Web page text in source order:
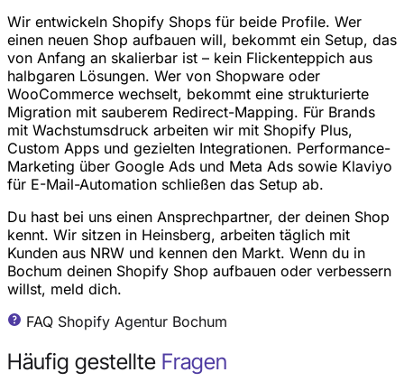
Wir entwickeln Shopify Shops für beide Profile. Wer
einen neuen Shop aufbauen will, bekommt ein Setup, das
von Anfang an skalierbar ist – kein Flickenteppich aus
halbgaren Lösungen. Wer von Shopware oder
WooCommerce wechselt, bekommt eine strukturierte
Migration mit sauberem Redirect-Mapping. Für Brands
mit Wachstumsdruck arbeiten wir mit Shopify Plus,
Custom Apps und gezielten Integrationen. Performance-
Marketing über Google Ads und Meta Ads sowie Klaviyo
für E-Mail-Automation schließen das Setup ab.
Du hast bei uns einen Ansprechpartner, der deinen Shop
kennt. Wir sitzen in Heinsberg, arbeiten täglich mit
Kunden aus NRW und kennen den Markt. Wenn du in
Bochum deinen Shopify Shop aufbauen oder verbessern
willst, meld dich.
FAQ Shopify Agentur Bochum
Häufig gestellte Fragen